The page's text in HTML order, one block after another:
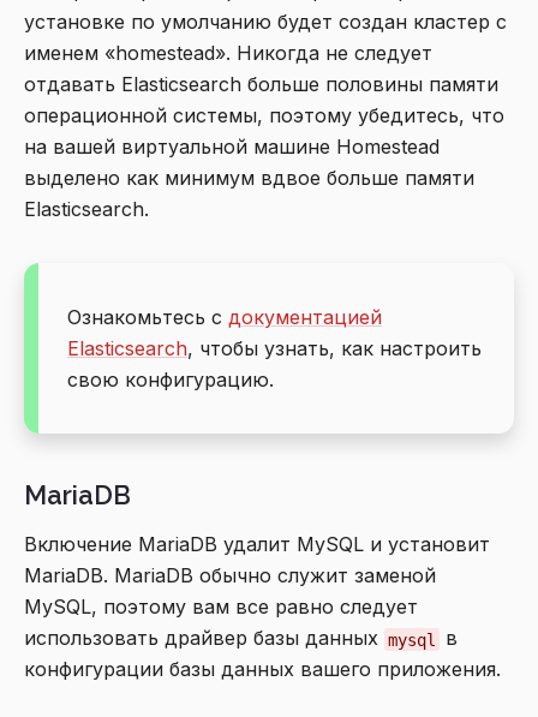
установке по умолчанию будет создан кластер с
именем «homestead». Никогда не следует
отдавать Elasticsearch больше половины памяти
операционной системы, поэтому убедитесь, что
на вашей виртуальной машине Homestead
выделено как минимум вдвое больше памяти
Elasticsearch.
Ознакомьтесь с документацией
Elasticsearch, чтобы узнать, как настроить
свою конфигурацию.
MariaDB
Включение MariaDB удалит MySQL и установит
MariaDB. MariaDB обычно служит заменой
MySQL, поэтому вам все равно следует
использовать драйвер базы данных mysql
в
конфигурации базы данных вашего приложения.